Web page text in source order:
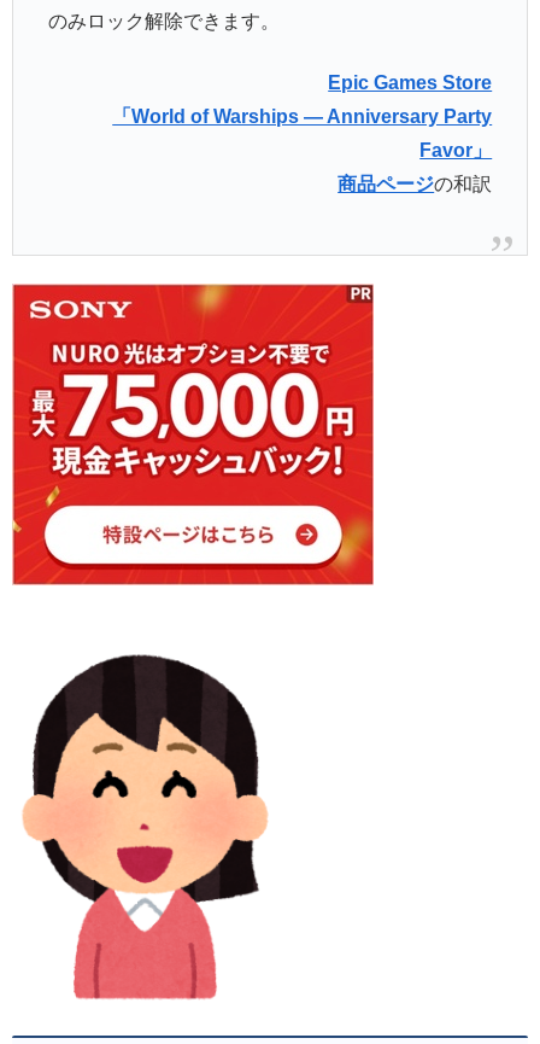
のみロック解除できます。
Epic Games Store
「World of Warships — Anniversary Party
Favor」
商品ページの和訳